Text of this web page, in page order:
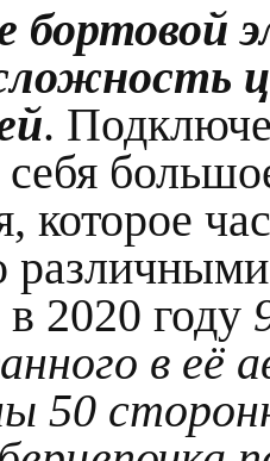
бортовой
.
которое
в 2020 году
в её
50